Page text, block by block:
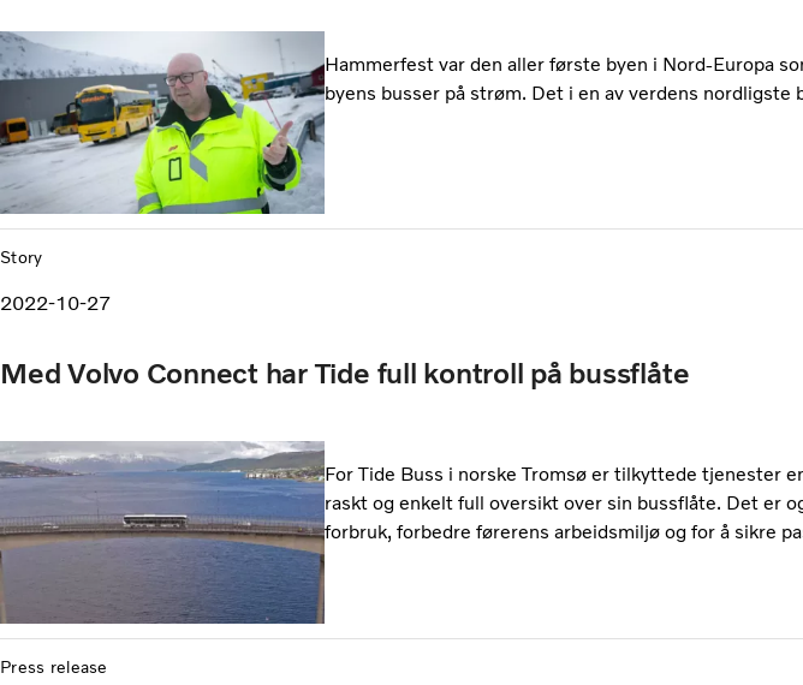
Hammerfest var den aller første byen i Nord-Europa
byens busser på strøm. Det i en av verdens nordligste
Story
2022-10-27
Med Volvo Connect har Tide full kontroll på bussflåte
For Tide Buss i norske Tromsø er tilkyttede tjenester
raskt og enkelt full oversikt over sin bussflåte. Det er
forbruk, forbedre førerens arbeidsmiljø og for å sikre
Press release